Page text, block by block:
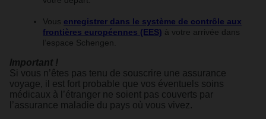
Vous enregistrer dans le système de contrôle aux
frontières européennes (EES) à votre arrivée dans
l’espace Schengen.
Important !
Si vous n’êtes pas tenu de souscrire une assurance
voyage, il est fort probable que vos éventuels soins
médicaux à l’étranger ne soient pas couverts par
l’assurance maladie du pays où vous vivez.